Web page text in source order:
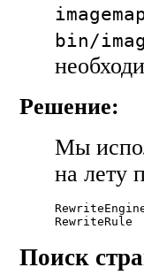
bin/
Решение:
Мы
на лету
Поиск